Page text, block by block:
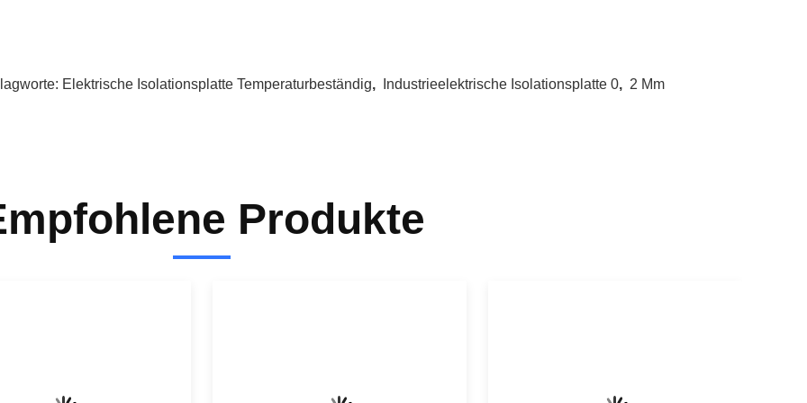
Elektrische Isolationsplatte Temperaturbeständig, Industrieelektrische Isolationsplatte 0, 2 Mm
Produkte